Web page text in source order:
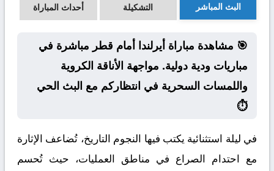
البث المباشر التشكيلة أحداث المباراة
🎯 مشاهدة مباراة أيرلندا أمام قطر مباشرة في
مباريات ودية دولية. مواجهة الأناقة الكروية
واللمسات السحرية في انتظاركم مع البث الحي
⏱️
في ليلة استثنائية يكتب فيها النجوم التاريخ، تُضاعف الإثارة
مع احتدام الصراع في مناطق العمليات، حيث تُحسم